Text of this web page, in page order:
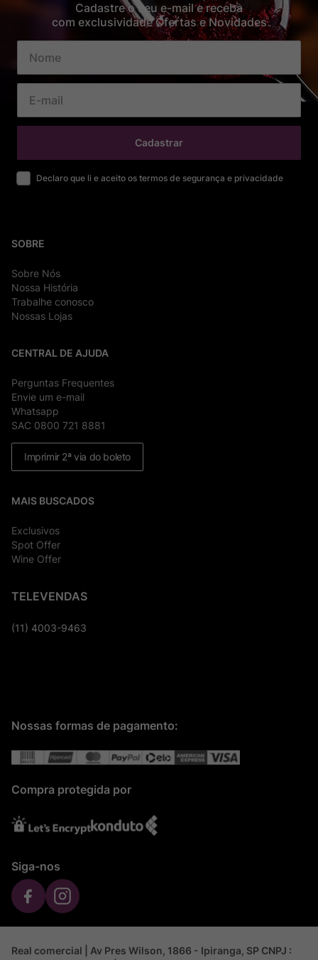
Cadastre o seu e-mail e receba
com exclusividade Ofertas e Novidades
Cadastrar
Declaro que li e aceito os termos de segurança e privacidade
SOBRE
Sobre Nós
Nossa História
Trabalhe conosco
Nossas Lojas
CENTRAL DE AJUDA
Perguntas Frequentes
Envie um e-mail
Whatsapp
SAC 0800 721 8881
Imprimir 2ª via do boleto
MAIS BUSCADOS
Exclusivos
Spot Offer
Wine Offer
TELEVENDAS
(11) 4003-9463
Nossas formas de pagamento:
Compra protegida por
Siga-nos
Real comercial | Av Pres Wilson, 1866 - Ipiranga, SP CNPJ :